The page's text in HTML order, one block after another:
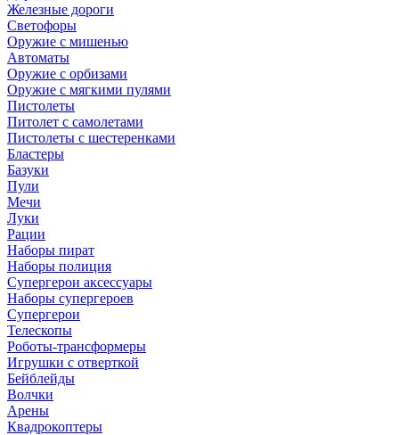
Железные дороги
Светофоры
Оружие с мишенью
Автоматы
Оружие с орбизами
Оружие с мягкими пулями
Пистолеты
Питолет с самолетами
Пистолеты с шестеренками
Бластеры
Базуки
Пули
Мечи
Луки
Рации
Наборы пират
Наборы полиция
Супергерои аксессуары
Наборы супергероев
Супергерои
Телескопы
Роботы-трансформеры
Игрушки с отверткой
Бейблейды
Волчки
Арены
Квадрокоптеры